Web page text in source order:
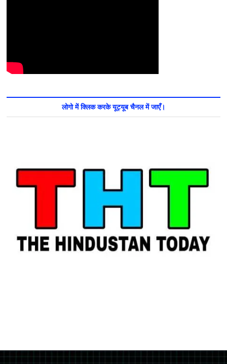
लोगो में क्लिक करके यूट्यूब चैनल में जाएँ।